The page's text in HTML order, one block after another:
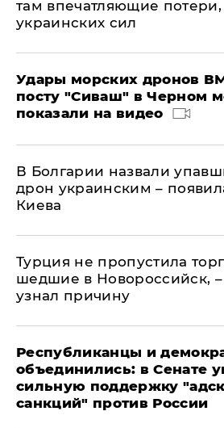
там впечатляющие потери,
украинских сил
Удары морских дронов
посту "Сиваш" в Черном
показали на видео
В Болгарии назвали
дрон украинским –
Киева
Турция не пропустила
шедшие в Новороссийск,
узнал причину
Республиканцы и
объединились: в Сенате
сильную поддержку
санкций" против России